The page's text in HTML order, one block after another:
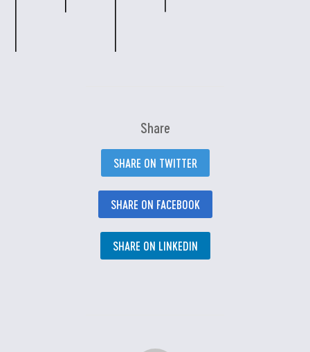
Share
SHARE ON TWITTER
SHARE ON FACEBOOK
SHARE ON LINKEDIN